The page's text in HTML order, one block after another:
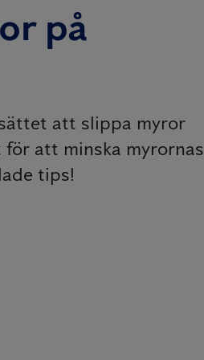
på
att slippa myror
att minska myrornas
tips!